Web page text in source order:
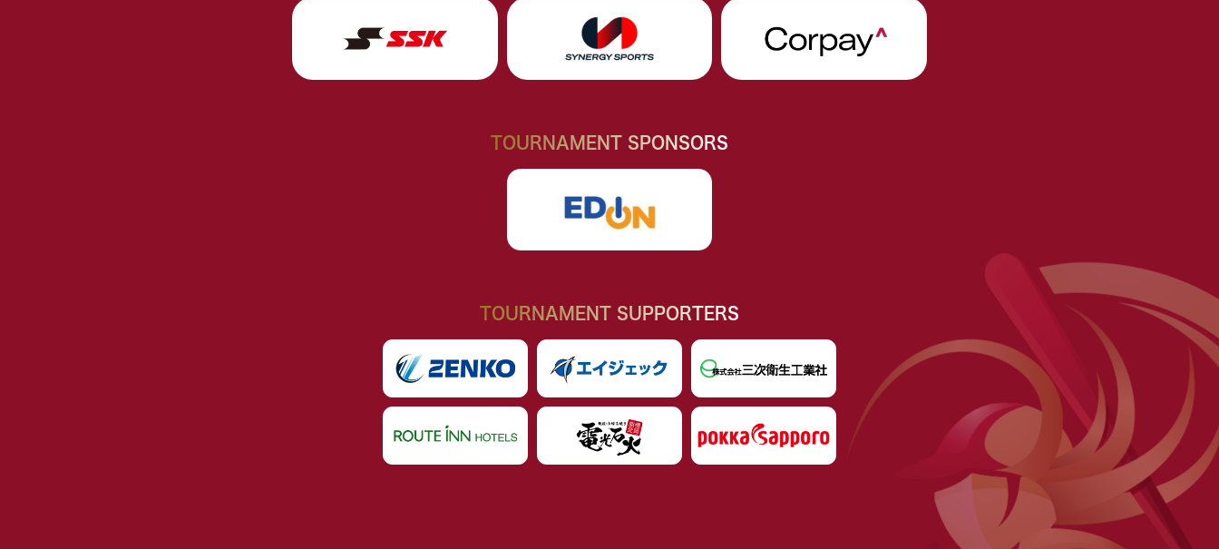
TOURNAMENT SPONSORS
TOURNAMENT SUPPORTERS